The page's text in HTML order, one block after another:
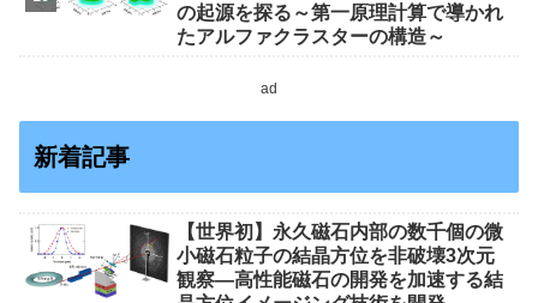
の起源を探る～第一原理計算で導かれ
たアルファクラスターの構造～
ad
新着記事
【世界初】永久磁石内部の数千個の微
小磁石粒子の結晶方位を非破壊3次元
観察―高性能磁石の開発を加速する結